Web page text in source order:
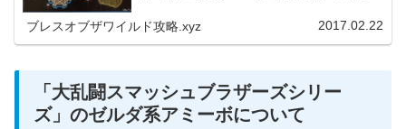
ブレスオブザワイルド攻略.xyz 2017.02.22
「大乱闘スマッシュブラザーズシリー
ズ」のゼルダ系アミーボについて